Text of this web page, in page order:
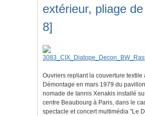
extérieur, pliage
8]
Ouvriers repliant la couverture textile
Démontage en mars 1979 du
nomade de Iannis Xenakis installé
centre Beaubourg à Paris, dans le
spectacle et concert multimédia "Le